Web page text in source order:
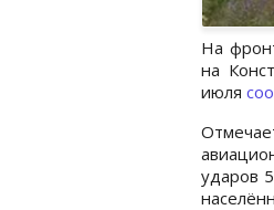
На
на
июля
ударов